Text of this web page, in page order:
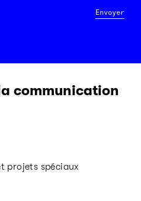
Envoyer
communication
projets spéciaux